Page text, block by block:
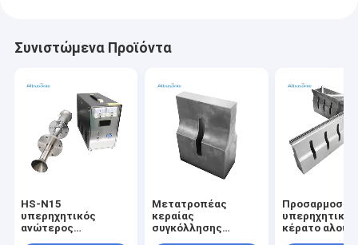
Συνιστώμενα Προϊόντα
HS-N15
υπερηχητικός
ανώτερος
Μετατροπέας
κεραίας
συγκόλλησης
υπερηχητικό
κέρατο